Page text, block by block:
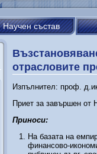
Научен състав
отрасловите
Изпълнител: проф.
Приет за завършен от
Приноси:
На базата на
финансово-